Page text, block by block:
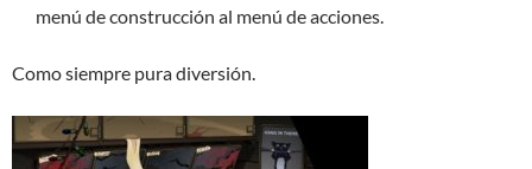
menú de construcción al menú de acciones.
Como siempre pura diversión.